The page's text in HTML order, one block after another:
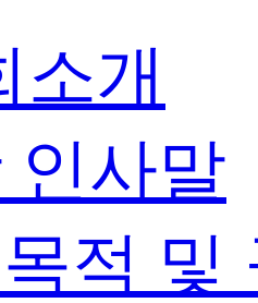
소개
인사말
적 및